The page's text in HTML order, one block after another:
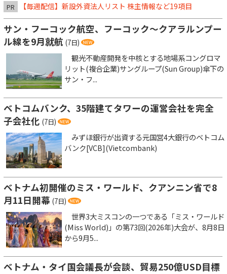
PR 【毎週配信】新設外資法人リスト 株主情報など19項目
サン・フーコック航空、フーコック～クアラルンプー
ル線を9月就航 (7日)
観光不動産開発を中核とする地場系コングロマ
リット(複合企業)サングループ(Sun Group)傘下の
サン・フ...
ベトコムバンク、35階建てタワーの運営会社を完全
子会社化 (7日)
みずほ銀行が出資する元国営4大銀行のベトコム
バンク[VCB](Vietcombank)
ベトナム初開催のミス・ワールド、クアンニン省で8
月11日開幕 (7日)
世界3大ミスコンの一つである「ミス・ワールド
(Miss World)」の第73回(2026年)大会が、8月8日
から9月5...
ベトナム・タイ国会議長が会談、貿易250億USD目標